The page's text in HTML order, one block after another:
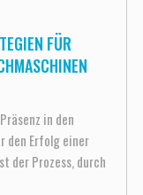
FÜR
in den
den Erfolg einer
der Prozess, durch